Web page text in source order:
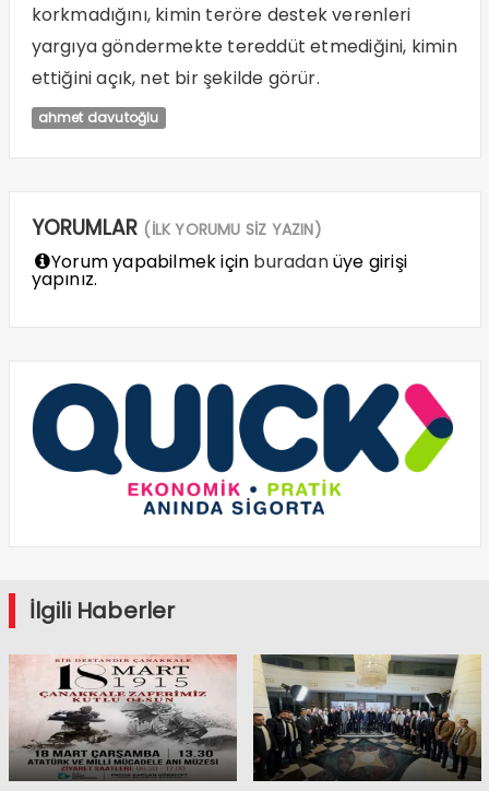
korkmadığını, kimin teröre destek verenleri
yargıya göndermekte tereddüt etmediğini, kimin
ettiğini açık, net bir şekilde görür.
ahmet davutoğlu
YORUMLAR (İLK YORUMU SİZ YAZIN)
Yorum yapabilmek için buradanüye girişi
yapınız.
İlgili Haberler